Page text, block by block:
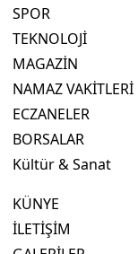
SPOR
TEKNOLOJİ
MAGAZİN
NAMAZ VAKİTLERİ
ECZANELER
BORSALAR
Kültür & Sanat
KÜNYE
İLETİŞİM